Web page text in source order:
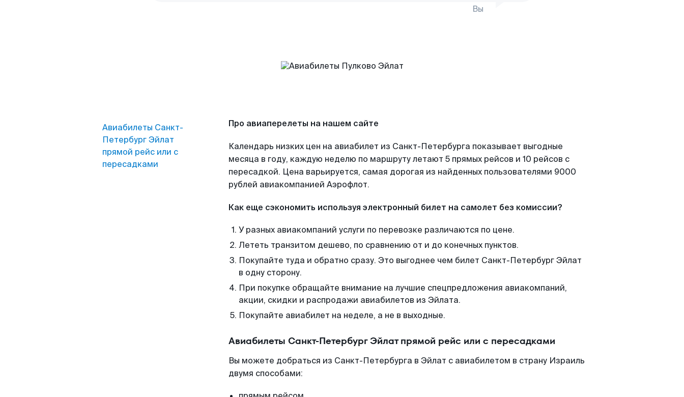
Вы
Авиабилеты Санкт-
Петербург Эйлат
прямой рейс или с
пересадками
Про авиаперелеты на нашем сайте
Календарь низких цен на авиабилет из Санкт-Петербурга показывает выгодные
месяца в году, каждую неделю по маршруту летают 5 прямых рейсов и 10 рейсов с
пересадкой. Цена варьируется, самая дорогая из найденных пользователями 9000
рублей авиакомпанией Аэрофлот.
Как еще сэкономить используя электронный билет на самолет без комиссии?
У разных авиакомпаний услуги по перевозке различаются по цене.
Лететь транзитом дешево, по сравнению от и до конечных пунктов.
Покупайте туда и обратно сразу. Это выгоднее чем билет Санкт-Петербург Эйлат
в одну сторону.
При покупке обращайте внимание на лучшие спецпредложения авиакомпаний,
акции, скидки и распродажи авиабилетов из Эйлата.
Покупайте авиабилет на неделе, а не в выходные.
Авиабилеты Санкт-Петербург Эйлат прямой рейс или с пересадками
Вы можете добраться из Санкт-Петербурга в Эйлат с авиабилетом в страну Израиль
двумя способами: